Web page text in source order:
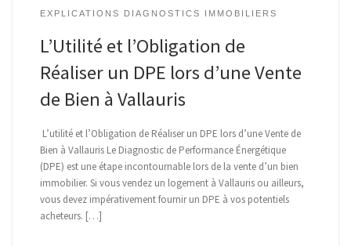
EXPLICATIONS DIAGNOSTICS IMMOBILIERS
L’Utilité et l’Obligation de
Réaliser un DPE lors d’une Vente
de Bien à Vallauris
L’utilité et l’Obligation de Réaliser un DPE lors d’une Vente de
Bien à Vallauris Le Diagnostic de Performance Énergétique
(DPE) est une étape incontournable lors de la vente d’un bien
immobilier. Si vous vendez un logement à Vallauris ou ailleurs,
vous devez impérativement fournir un DPE à vos potentiels
acheteurs. […]